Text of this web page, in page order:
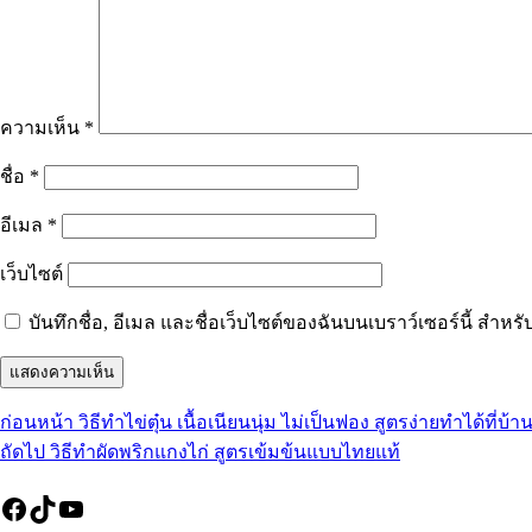
ความเห็น *
ชื่อ *
อีเมล *
เว็บไซต์
บันทึกชื่อ, อีเมล และชื่อเว็บไซต์ของฉันบนเบราว์เซอร์นี้ สำหรั
แนะแนว
ก่อนหน้า เรื่อง
ก่อน
วิธีทำไข่ตุ๋น เนื้อเนียนนุ่ม ไม่เป็นฟอง สูตรง่ายทำได้ที่บ้าน
ถัดไป เรื่อง
ไป:
วิธีทำผัดพริกแกงไก่ สูตรเข้มข้นแบบไทยแท้
Facebook
TikTok
YouTube